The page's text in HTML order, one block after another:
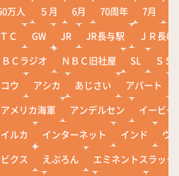
万人 ５月 6月 70周年 7月
Ｃ GW JR JR長与駅
ＪＲ長崎
ＢＣラジオ ＮＢＣ旧社屋 SL
ＳＳ
ウ アシカ あじさい アパート
アメリカ海軍 アンデルセン
イービー
イルカ インターネット インド
ウ
クス えぷろん
エミネントスラック